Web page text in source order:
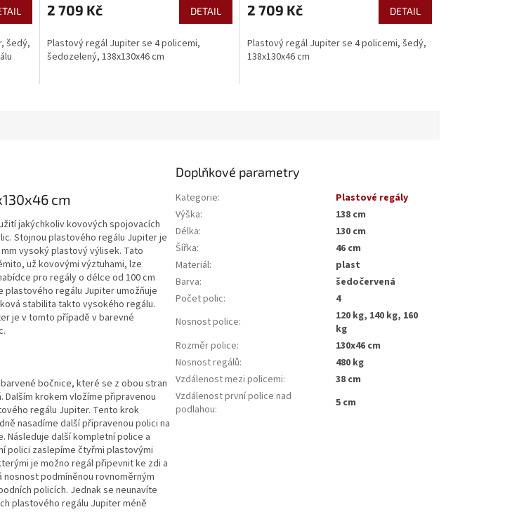
šedý,
2 709 Kč DETAIL
Plastový regál Jupiter se 4 policemi,
šedozelený, 138x130x46 cm
2 709 Kč DETAIL
Plastový regál Jupiter se 4 policemi, šedý,
138x130x46 cm
cm
jakýchkoliv kovových spojovacích
Stojnou plastového regálu Jupiter je
vysoký plastový výlisek. Tato
už kovovými výztuhami, lze
pro regály o délce od 100 cm
plastového regálu Jupiter umožňuje
stabilita takto vysokého regálu.
je v tomto případě v barevné
bočnice, které se z obou stran
krokem vložíme připravenou
regálu Jupiter. Tento krok
nasadíme další připravenou polici na
Následuje další kompletní police a
polici zaslepíme čtyřmi plastovými
je možno regál připevnit ke zdi a
podmíněnou rovnoměrným
policích. Jednak se neunavíte
plastového regálu Jupiter méně
Doplňkové parametry
Kategorie:
Plastové regály
Výška:
138 cm
Délka:
130 cm
Šířka:
46 cm
Materiál:
plast
Barva:
šedočervená
Počet polic:
4
Nosnost police:
120 kg, 140 kg, 160
kg
Rozměr police:
130x46 cm
Nosnost regálů:
480 kg
Vzdálenost mezi policemi:
38 cm
Vzdálenost první police nad
podlahou: 5 cm